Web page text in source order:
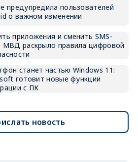
предупредила пользователей
о важном изменении
приложения и сменить SMS-
МВД раскрыло правила цифровой
станет частью Windows 11:
готовит новые функции
с ПК
новость